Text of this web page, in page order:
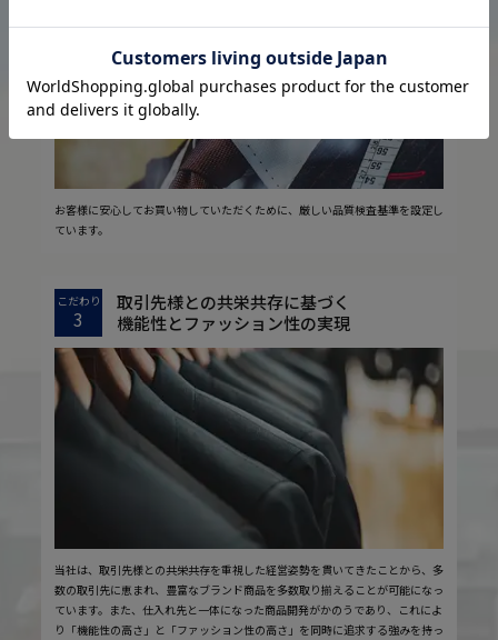
お客様に安心してお買い物していただくために、厳しい品質検査基準を設定し
ています。
こだわり
3
取引先様との共栄共存に基づく
機能性とファッション性の実現
当社は、取引先様との共栄共存を重視した経営姿勢を貫いてきたことから、多
数の取引先に恵まれ、豊富なブランド商品を多数取り揃えることが可能になっ
ています。また、仕入れ先と一体になった商品開発がかのうであり、これによ
り「機能性の高さ」と「ファッション性の高さ」を同時に追求する強みを持っ